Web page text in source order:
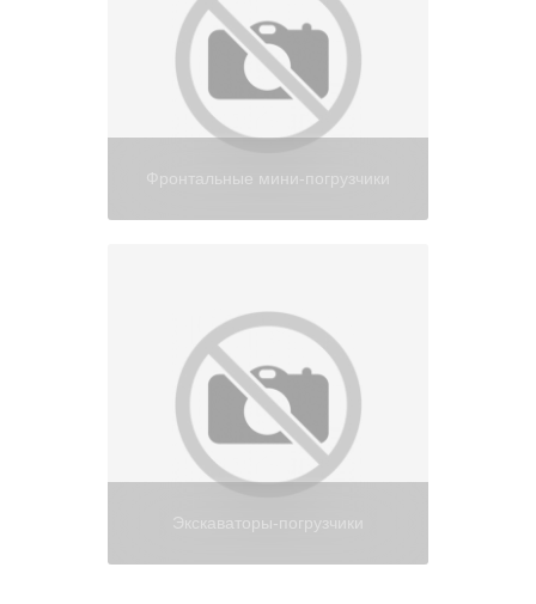
Фронтальные мини-погрузчики
Экскаваторы-погрузчики